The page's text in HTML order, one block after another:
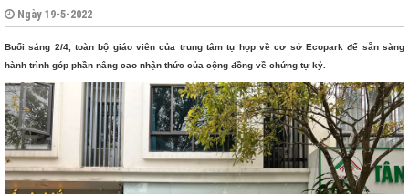
Ngày 19-5-2022
Buổi sáng 2/4, toàn bộ giáo viên của trung tâm tụ họp về cơ sở Ecopark để sẵn sàng
hành trình góp phần nâng cao nhận thức của cộng đồng về chứng tự kỷ.